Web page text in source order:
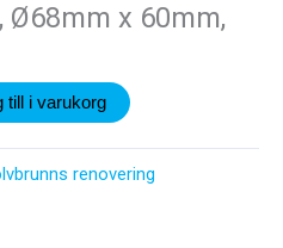
Ø68mm x 60mm,
till i varukorg
renovering